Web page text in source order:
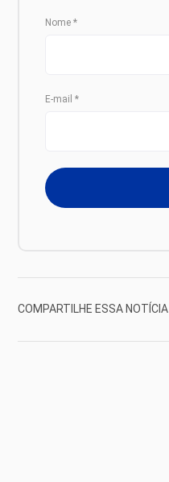
Nome *
E-mail *
COMPARTILHE ESSA NOTÍCIA